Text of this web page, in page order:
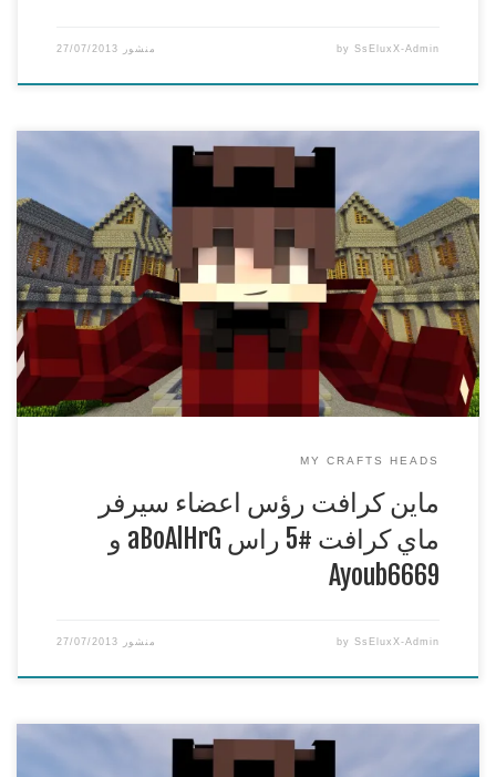
bySsEluxX-Admin منشور 27/07/2013
aBoAlHrG و Ayoub6669
***********************************************
قناتي الاولى http://www.youtube.com/user/SsEluxX قناتي
الجديدة http://www.youtube.com/user/iSsEluxX اذا عجبك
الفيديو لا تنسى التقييم واتمنى اذا كان عندك اي اقتراحات تكتب في
الكومنت
***********************************************
لا تنسون لايك وسبس كرايب ومفضلة
***********************************************
MY CRAFTS HEADS
ماين كرافت رؤس اعضاء سيرفر
ماي كرافت #5 راس aBoAlHrG و
Ayoub6669
bySsEluxX-Admin منشور 27/07/2013